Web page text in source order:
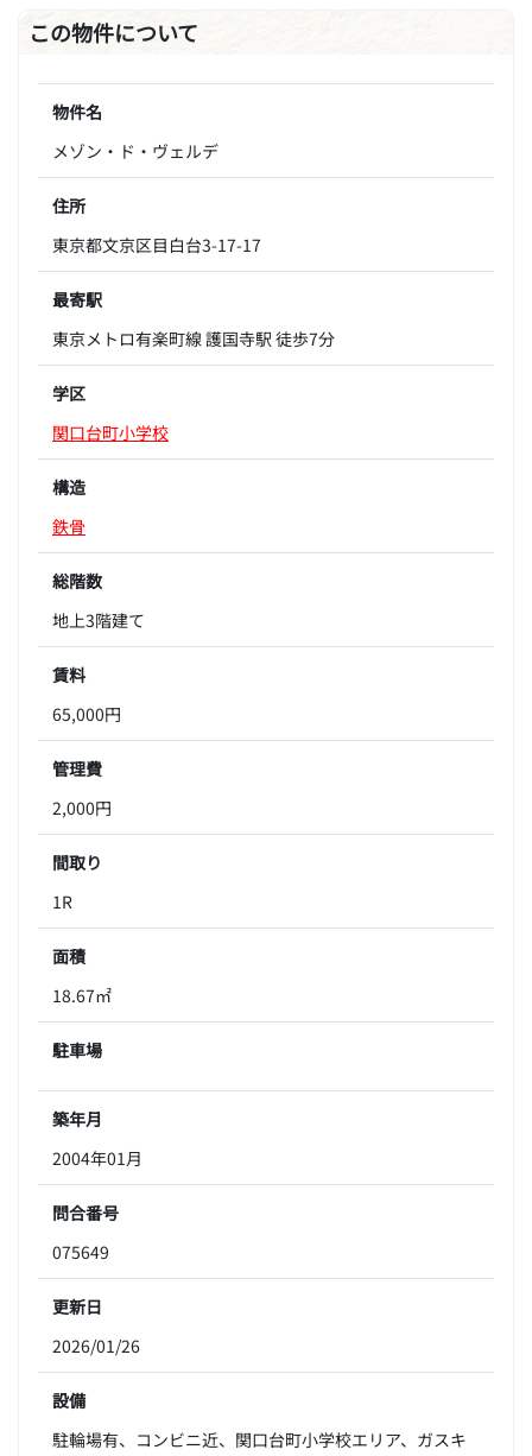
この物件について
物件名
メゾン・ド・ヴェルデ
住所
東京都文京区目白台3-17-17
最寄駅
東京メトロ有楽町線 護国寺駅 徒歩7分
学区
関口台町小学校
構造
鉄骨
総階数
地上3階建て
賃料
65,000円
管理費
2,000円
間取り
1R
面積
18.67㎡
駐車場
築年月
2004年01月
問合番号
075649
更新日
2026/01/26
設備
駐輪場有、コンビニ近、関口台町小学校エリア、ガスキ